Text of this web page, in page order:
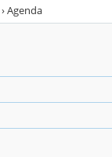
›Agenda